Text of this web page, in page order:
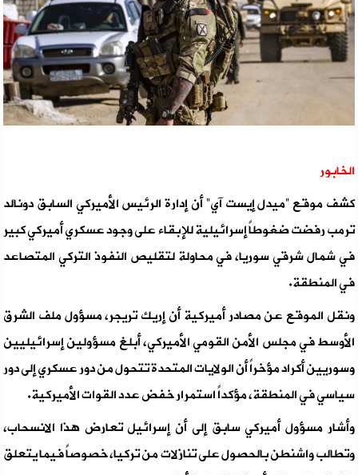
الخابور
كشف موقع “ميدل إيست آي” أن إدارة الرئيس الأميركي السابق دونالد
ترمب رفضت ضغوطاً إسرائيلية للإبقاء على وجود عسكري أميركي كبير
في شمال شرقي سوريا، في محاولة لتقليص النفوذ التركي المتصاعد
في المنطقة.
ونقل الموقع عن مصادر أميركية أن إريك تريجر، مسؤول ملف الشرق
الأوسط في مجلس الأمن القومي الأميركي، أبلغ مسؤولين إسرائيليين
وسوريين أكراد مؤخراً أن الولايات المتحدة تتحول من دور عسكري إلى دور
سياسي في المنطقة، مؤكداً استمرار خفض عدد القوات الأميركية.
وأشار مسؤول أميركي سابق إلى أن إسرائيل تعارض هذا الانسحاب،
وتطالب واشنطن بالحصول على تنازلات من تركيا، خصوصاً فيما يتعلق